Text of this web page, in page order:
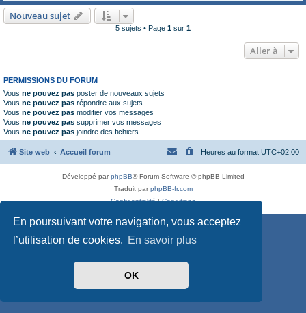
En poursuivant votre navigation, vous acceptez
l’utilisation de cookies. En savoir plus
OK
Nouveau sujet
5 sujets • Page 1 sur 1
Aller à
PERMISSIONS DU FORUM
Vous ne pouvez pas poster de nouveaux sujets
Vous ne pouvez pas répondre aux sujets
Vous ne pouvez pas modifier vos messages
Vous ne pouvez pas supprimer vos messages
Vous ne pouvez pas joindre des fichiers
Site web Accueil forum Heures au format UTC+02:00
Développé parphpBB® Forum Software © phpBB Limited
Traduit parphpBB-fr.com
Confidentialité|Conditions